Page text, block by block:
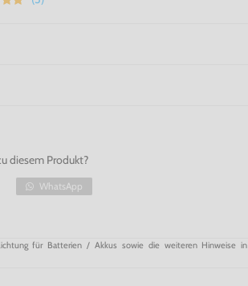
diesem Produkt?
WhatsApp
für Batterien / Akkus sowie die weiteren Hinweise in